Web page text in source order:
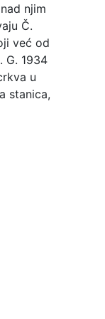
njim
Č.
već od
G. 1934
u
stanica,